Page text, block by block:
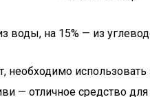
воды, на 15% — из
— отличное средство